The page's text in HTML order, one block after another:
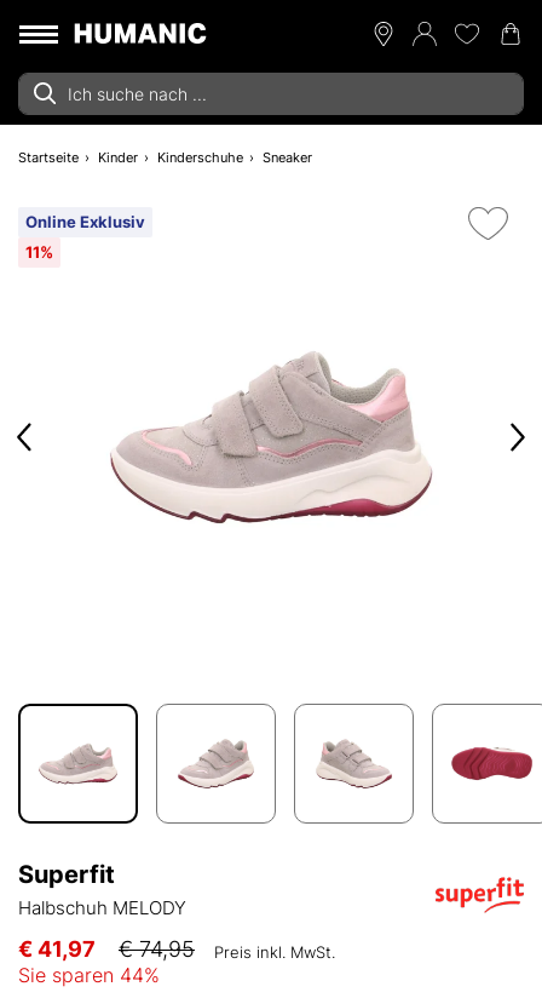
Startseite Kinder Kinderschuhe Sneaker
Online Exklusiv
11%
Superfit
Halbschuh MELODY
€ 41,97 € 74,95 Preis inkl. MwSt.
Sie sparen 44%